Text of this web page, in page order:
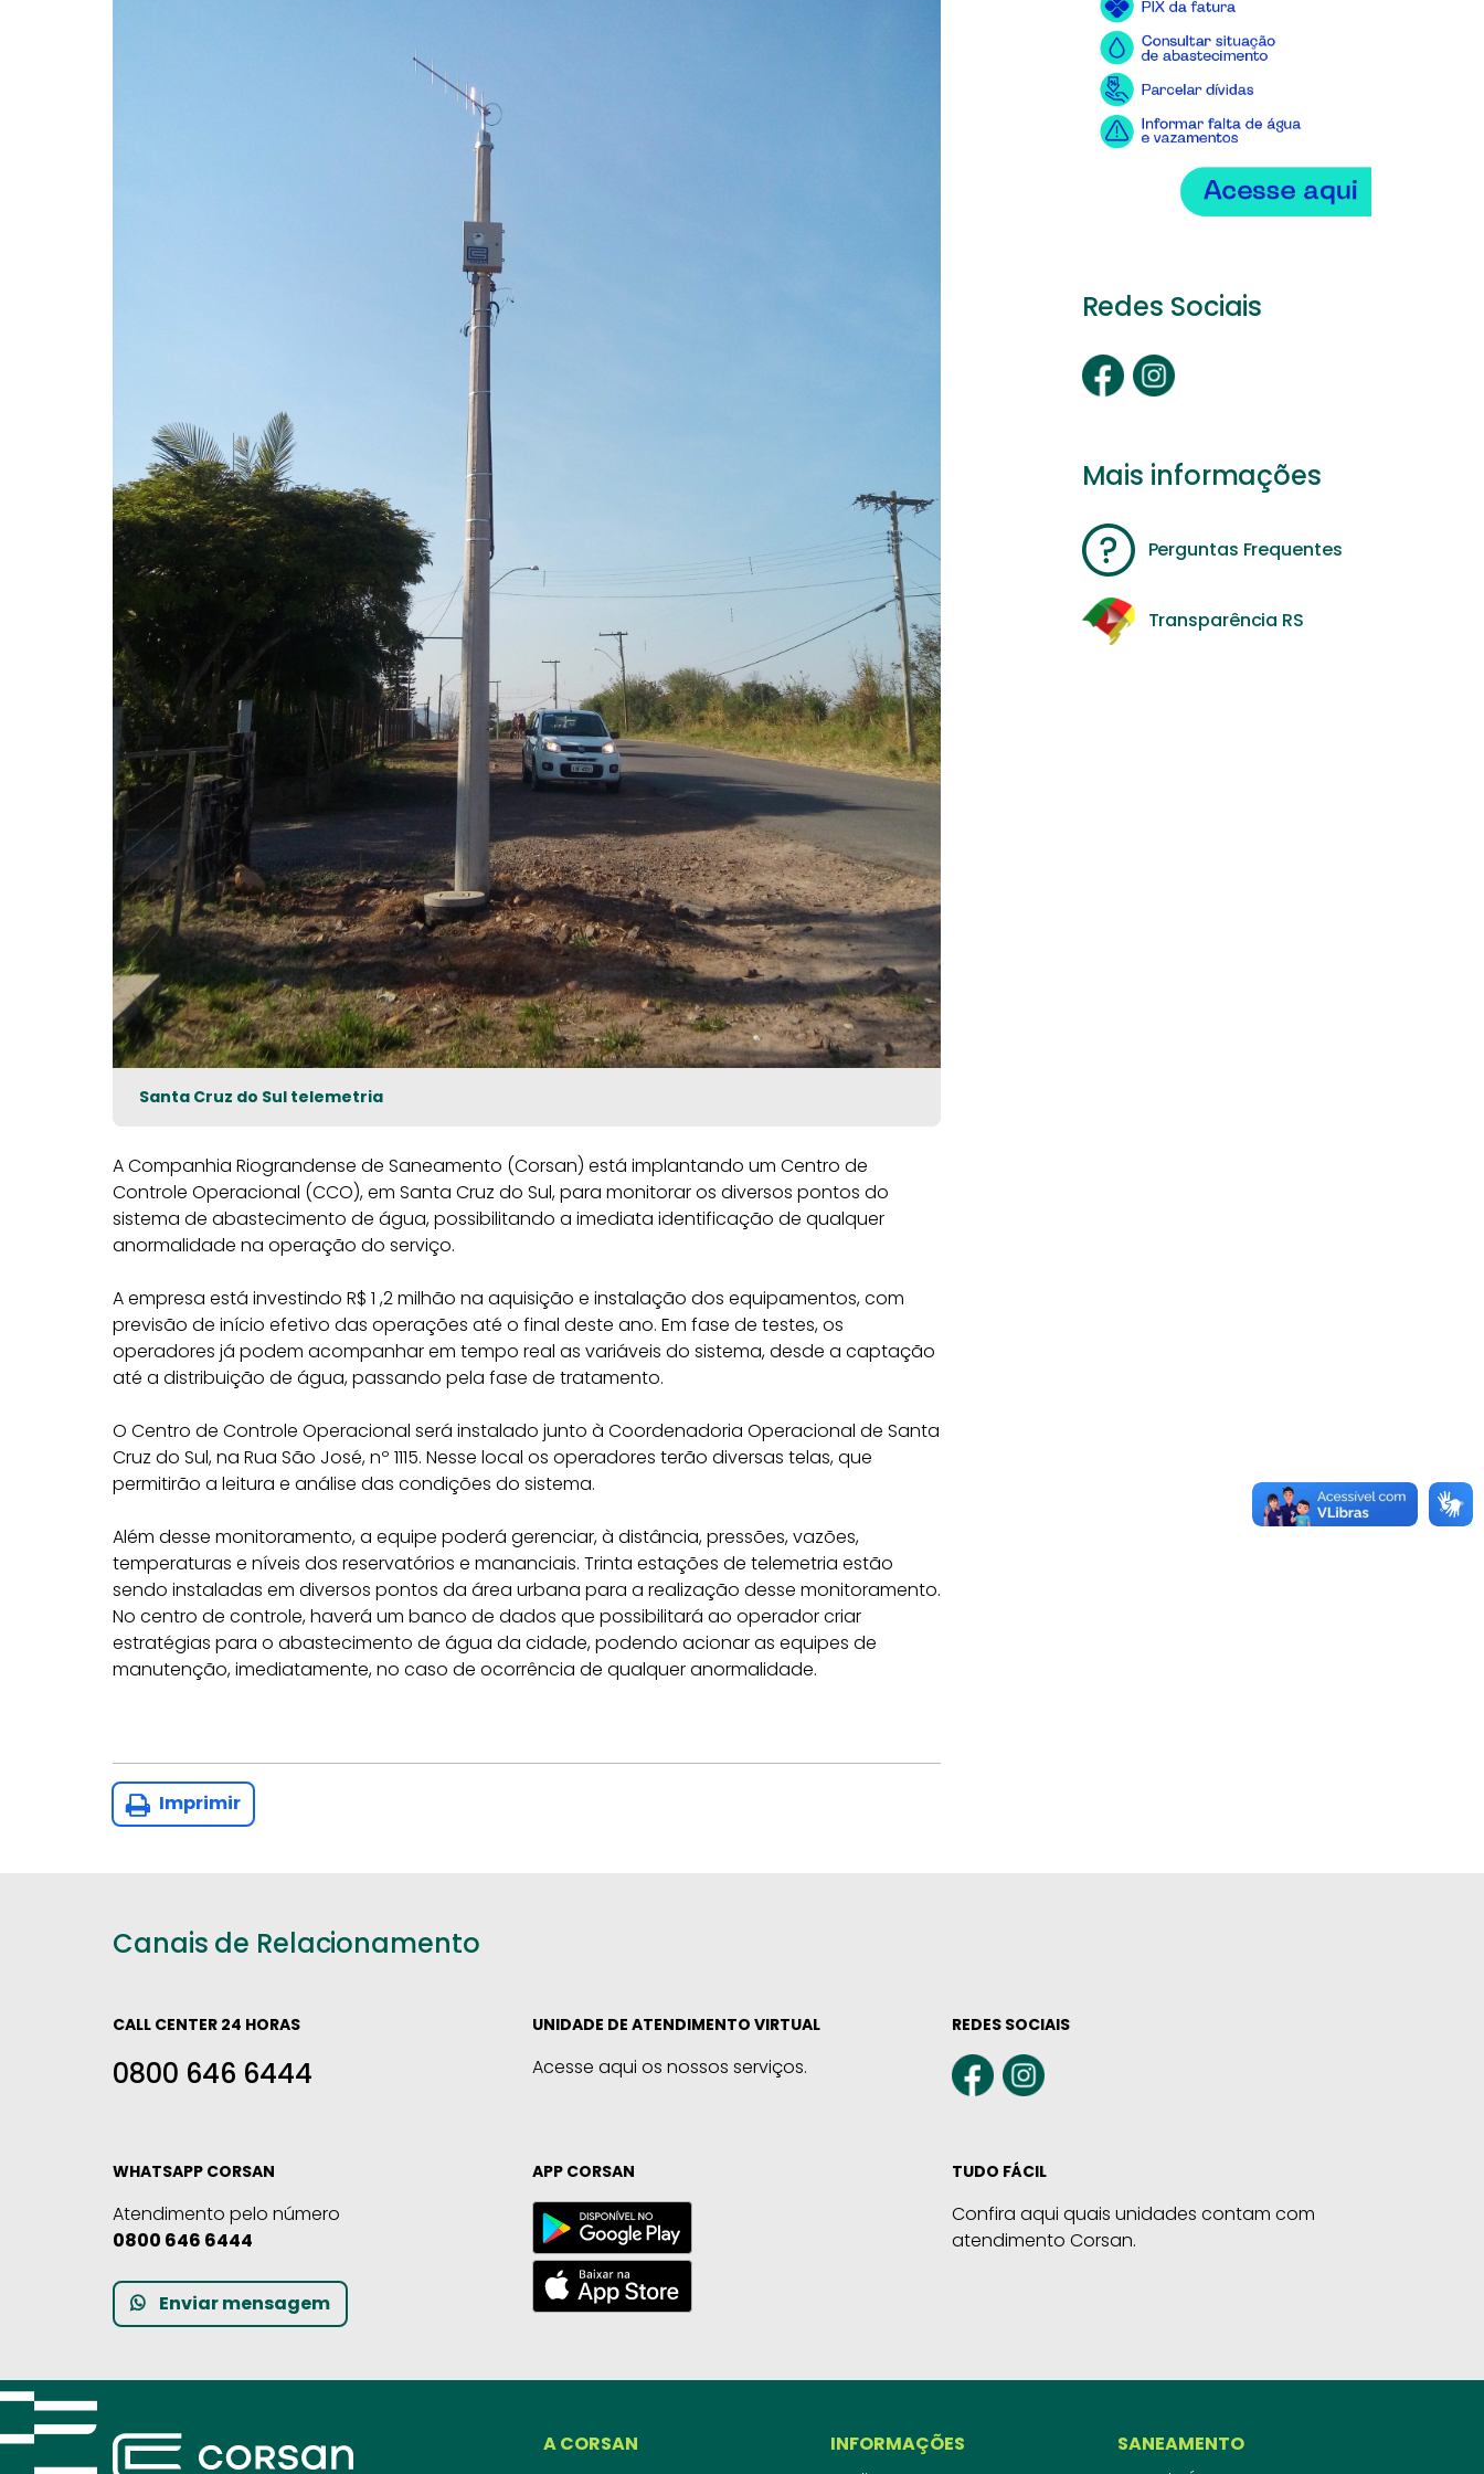
Santa Cruz do Sul telemetria
A Companhia Riograndense de Saneamento (Corsan) está implantando um Centro de
Controle Operacional (CCO), em Santa Cruz do Sul, para monitorar os diversos pontos do
sistema de abastecimento de água, possibilitando a imediata identificação de qualquer
anormalidade na operação do serviço.
A empresa está investindo R$ 1 ,2 milhão na aquisição e instalação dos equipamentos, com
previsão de início efetivo das operações até o final deste ano. Em fase de testes, os
operadores já podem acompanhar em tempo real as variáveis do sistema, desde a captação
até a distribuição de água, passando pela fase de tratamento.
O Centro de Controle Operacional será instalado junto à Coordenadoria Operacional de Santa
Cruz do Sul, na Rua São José, nº 1115. Nesse local os operadores terão diversas telas, que
permitirão a leitura e análise das condições do sistema.
Além desse monitoramento, a equipe poderá gerenciar, à distância, pressões, vazões,
temperaturas e níveis dos reservatórios e mananciais. Trinta estações de telemetria estão
sendo instaladas em diversos pontos da área urbana para a realização desse monitoramento.
No centro de controle, haverá um banco de dados que possibilitará ao operador criar
estratégias para o abastecimento de água da cidade, podendo acionar as equipes de
manutenção, imediatamente, no caso de ocorrência de qualquer anormalidade.
Imprimir
Redes Sociais
Mais informações
Perguntas Frequentes
Transparência RS
Canais de Relacionamento
CALL CENTER 24 HORAS
0800 646 6444
UNIDADE DE ATENDIMENTO VIRTUAL
Acesse aqui os nossos serviços.
REDES SOCIAIS
WHATSAPP CORSAN
Atendimento pelo número
0800 646 6444
Enviar mensagem
APP CORSAN TUDO FÁCIL
Confira aqui quais unidades contam com
atendimento Corsan.
A CORSAN INFORMAÇÕES SANEAMENTO